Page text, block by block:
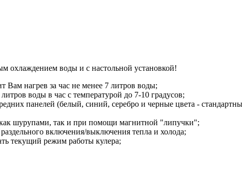
воды и с настольной установкой!
Вам нагрев за час не менее 7 литров воды;
воды в час с температурой до 7-10 градусов;
панелей (белый, синий, серебро и черные цвета -
как шурупами, так и при помощи магнитной "липучки";
включения/выключения тепла и холода;
текущий режим работы кулера;